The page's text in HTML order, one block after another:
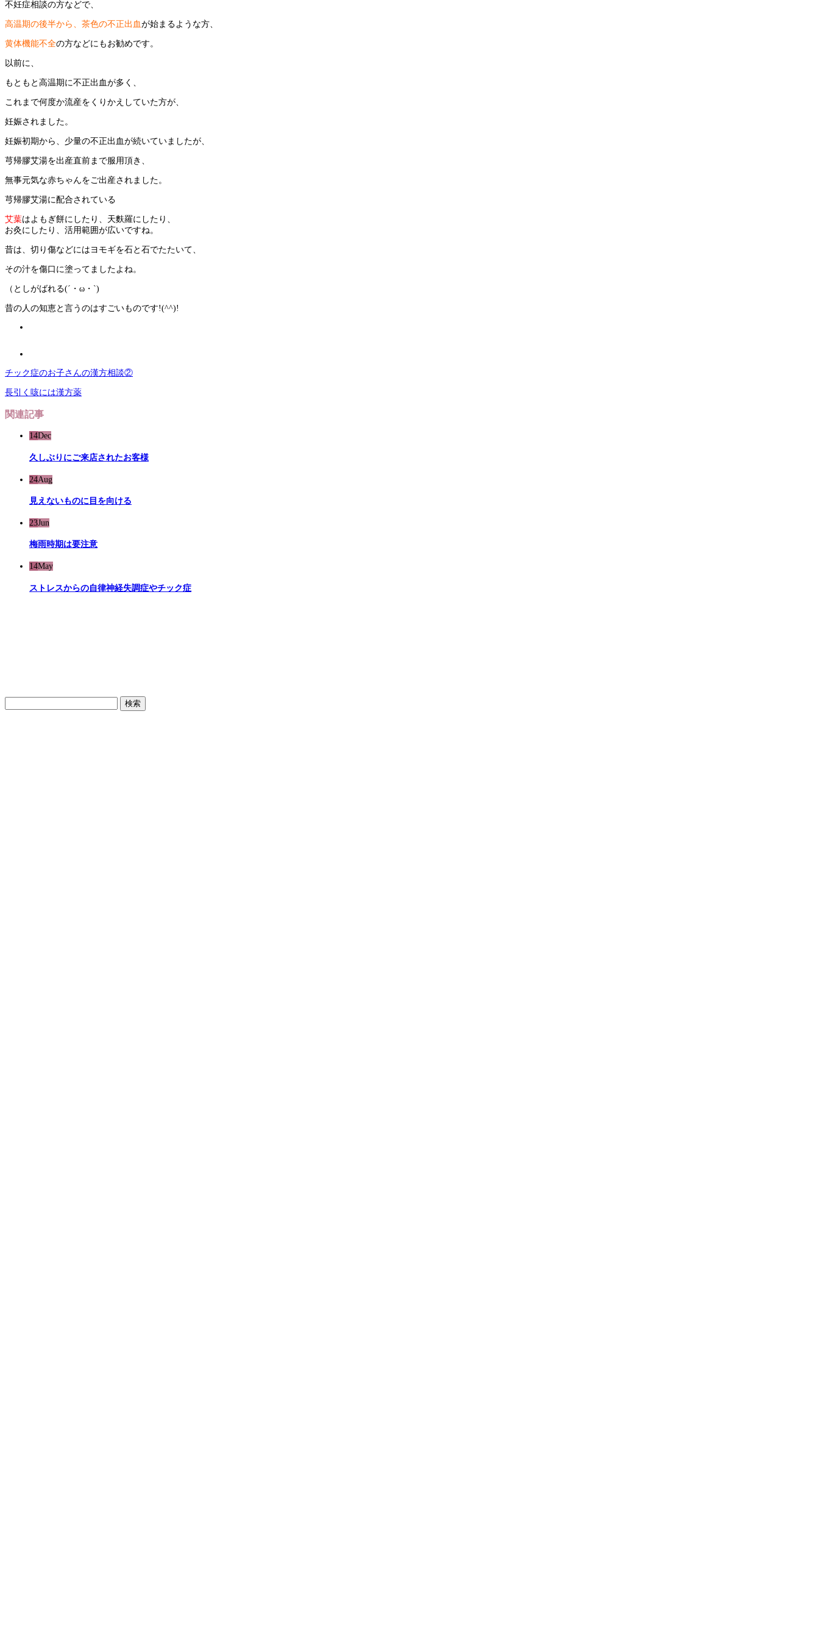
不妊症相談の方などで、
高温期の後半から、茶色の不正出血が始まるような方、
黄体機能不全の方などにもお勧めです。
以前に、
もともと高温期に不正出血が多く、
これまで何度か流産をくりかえしていた方が、
妊娠されました。
妊娠初期から、少量の不正出血が続いていましたが、
芎帰膠艾湯を出産直前まで服用頂き、
無事元気な赤ちゃんをご出産されました。
芎帰膠艾湯に配合されている
艾葉はよもぎ餅にしたり、天麩羅にしたり、
お灸にしたり、活用範囲が広いですね。
昔は、切り傷などにはヨモギを石と石でたたいて、
その汁を傷口に塗ってましたよね。
（としがばれる(´・ω・`)
昔の人の知恵と言うのはすごいものです!(^^)!
チック症のお子さんの漢方相談②
長引く咳には漢方薬
関連記事
14Dec
久しぶりにご来店されたお客様
24Aug
見えないものに目を向ける
23Jun
梅雨時期は要注意
14May
ストレスからの自律神経失調症やチック症
索: